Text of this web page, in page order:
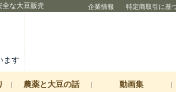
株式会社ラクトザイム 企業情報 特定商取引に基
ます
農薬と大豆の話 動画集